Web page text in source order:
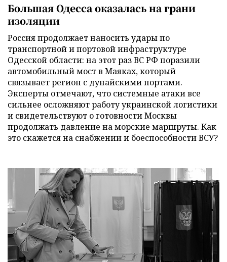
Большая Одесса оказалась на грани
изоляции
Россия продолжает наносить удары по
транспортной и портовой инфраструктуре
Одесской области: на этот раз ВС РФ поразили
автомобильный мост в Маяках, который
связывает регион с дунайскими портами.
Эксперты отмечают, что системные атаки все
сильнее осложняют работу украинской логистики
и свидетельствуют о готовности Москвы
продолжать давление на морские маршруты. Как
это скажется на снабжении и боеспособности ВСУ?